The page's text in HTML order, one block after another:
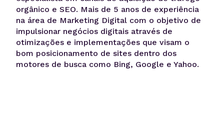
orgânico e SEO. Mais de 5 anos de experiência
na área de Marketing Digital com o objetivo de
impulsionar negócios digitais através de
otimizações e implementações que visam o
bom posicionamento de sites dentro dos
motores de busca como Bing, Google e Yahoo.